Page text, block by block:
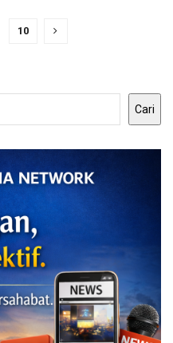
10
Cari